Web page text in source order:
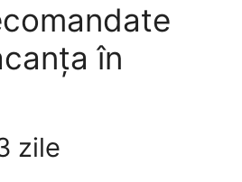
în
zile